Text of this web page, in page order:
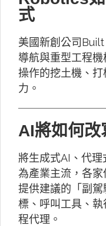
式
美國新創公司
導航與重型工程
操作的挖土機、
力。
AI將如何改
將生成式AI、代
為產業主流，各
提供建議的「副
標、呼叫工具、
程代理。